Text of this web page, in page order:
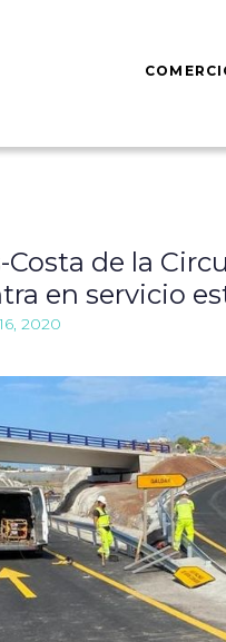
Costa de la
en servicio
2020